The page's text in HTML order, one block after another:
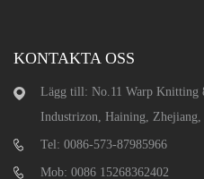
KONTAKTA OSS
Lägg till: No.11 Warp Knitting
Industrizon, Haining,
Tel: 0086-573-87985966
Mob: 0086 15268362402